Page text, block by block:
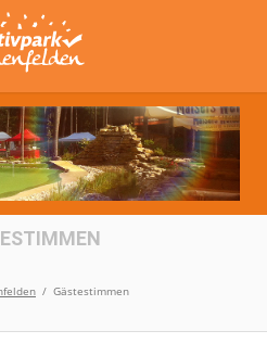
Gästestimmen